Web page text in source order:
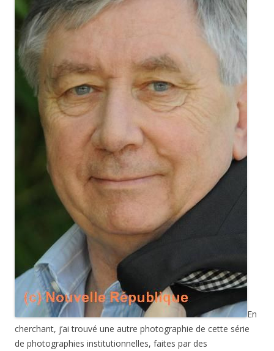
En
cherchant, j’ai trouvé une autre photographie de cette série
de photographies institutionnelles, faites par des